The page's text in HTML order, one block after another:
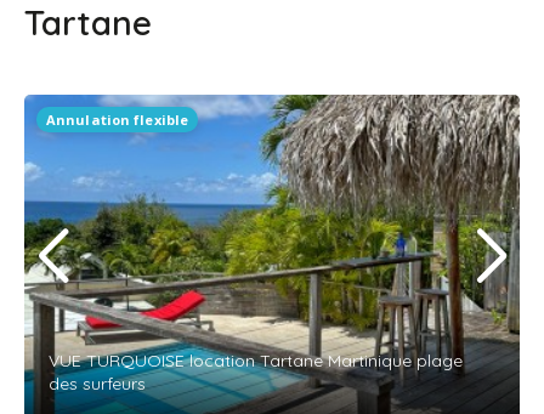
Tartane
Annulation flexible
VUE TURQUOISE location Tartane Martinique plage
des surfeurs